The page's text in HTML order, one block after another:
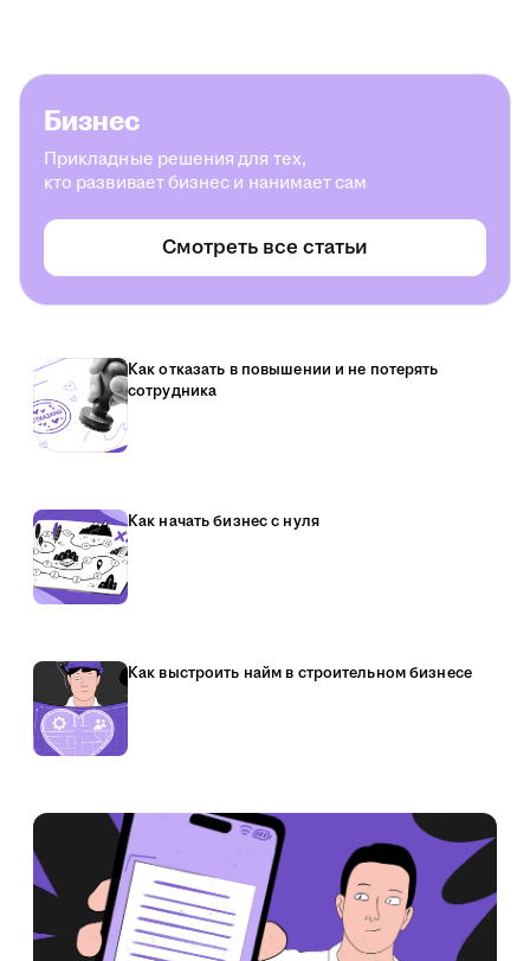
Бизнес
Прикладные решения для тех,
кто развивает бизнес и нанимает сам
Смотреть все статьи
Как отказать в повышении и не потерять
сотрудника
Как начать бизнес с нуля
Как выстроить найм в строительном бизнесе